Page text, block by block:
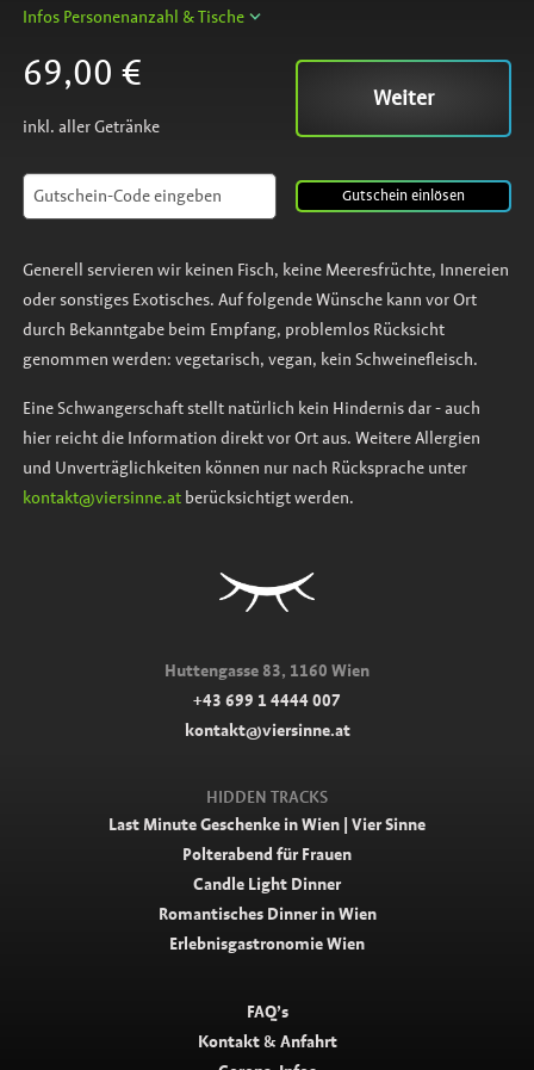
Infos Personenanzahl & Tische
69,00 €
inkl. aller Getränke
Weiter
Gutschein einlösen
Generell servieren wir keinen Fisch, keine Meeresfrüchte, Innereien
oder sonstiges Exotisches. Auf folgende Wünsche kann vor Ort
durch Bekanntgabe beim Empfang, problemlos Rücksicht
genommen werden: vegetarisch, vegan, kein Schweinefleisch.
Eine Schwangerschaft stellt natürlich kein Hindernis dar - auch
hier reicht die Information direkt vor Ort aus. Weitere Allergien
und Unverträglichkeiten können nur nach Rücksprache unter
kontakt@viersinne.atberücksichtigt werden.
Huttengasse 83, 1160 Wien
+43 699 1 4444 007
kontakt@viersinne.at
HIDDEN TRACKS
Last Minute Geschenke in Wien | Vier Sinne
Polterabend für Frauen
Candle Light Dinner
Romantisches Dinner in Wien
Erlebnisgastronomie Wien
FAQ’s
Kontakt & Anfahrt